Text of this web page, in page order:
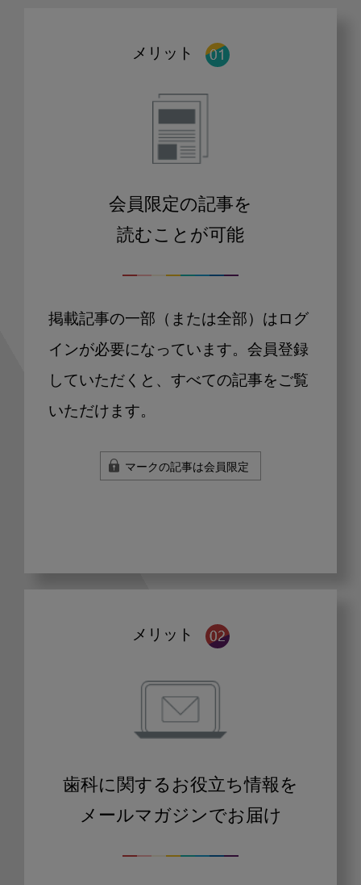
メリット
会員限定の記事を
読むことが可能
掲載記事の一部（または全部）はログ
インが必要になっています。会員登録
していただくと、すべての記事をご覧
いただけます。
マークの記事は会員限定
メリット
歯科に関するお役立ち情報を
メールマガジンでお届け